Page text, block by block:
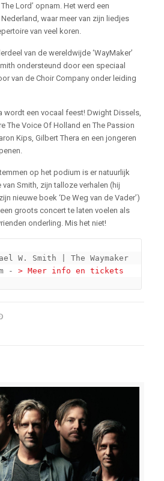
Lord’ opnam. Het werd een
waar meer van zijn liedjes
van veel koren.
van de wereldwijde ‘WayMaker’
ondersteund door een speciaal
van de Choir Company onder leiding
wordt een vocaal feest! Dwight Dissels,
The Voice Of Holland en The Passion
Kips, Gilbert Thera en een jongeren
op het podium is er natuurlijk
Smith, zijn talloze verhalen (hij
nieuwe boek ‘De Weg van de Vader’)
groots concert te laten voelen als
onderling. Mis het niet!
W. Smith | The Waymaker
- > Meer info en tickets